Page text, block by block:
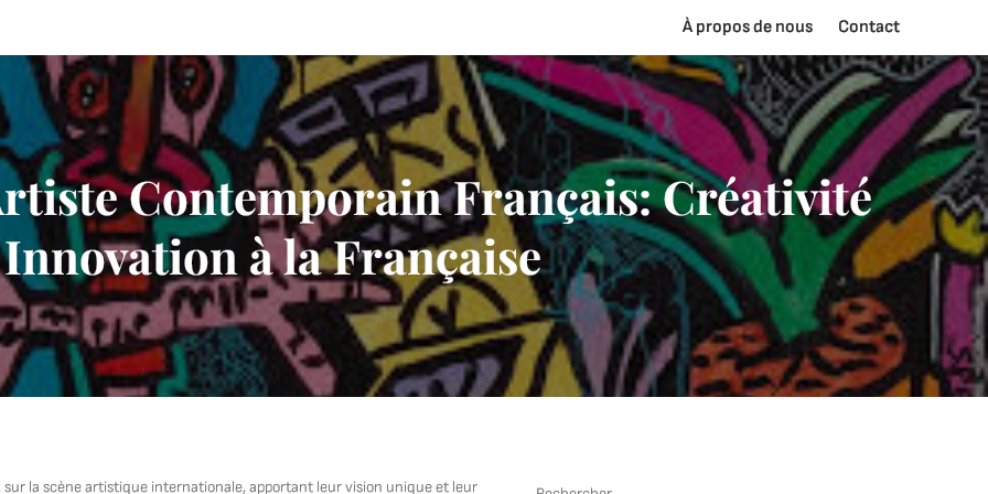
À propos de nous Contact
Contemporain Français: Créativité
à la Française
la scène artistique internationale, apportant leur vision unique et leur